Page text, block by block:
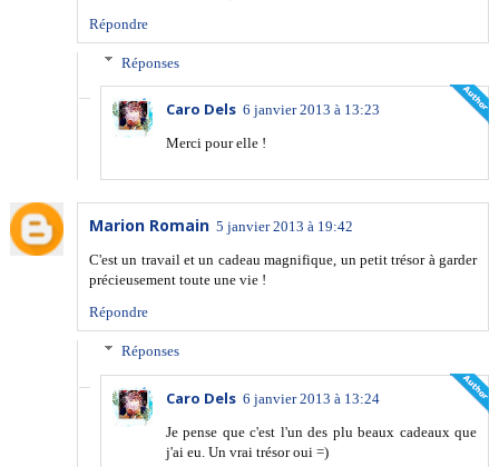
Répondre
Réponses
Caro Dels 6 janvier 2013 à 13:23
Merci pour elle !
Marion Romain 5 janvier 2013 à 19:42
C'est un travail et un cadeau magnifique, un petit trésor à garder
précieusement toute une vie !
Répondre
Réponses
Caro Dels 6 janvier 2013 à 13:24
Je pense que c'est l'un des plu beaux cadeaux que
j'ai eu. Un vrai trésor oui =)